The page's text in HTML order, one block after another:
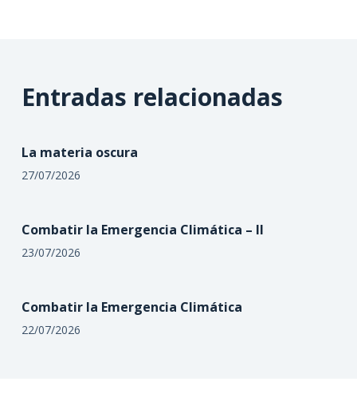
Entradas relacionadas
La materia oscura
27/07/2026
Combatir la Emergencia Climática – II
23/07/2026
Combatir la Emergencia Climática
22/07/2026